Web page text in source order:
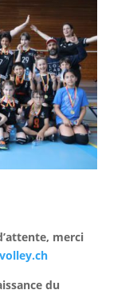
merci
du